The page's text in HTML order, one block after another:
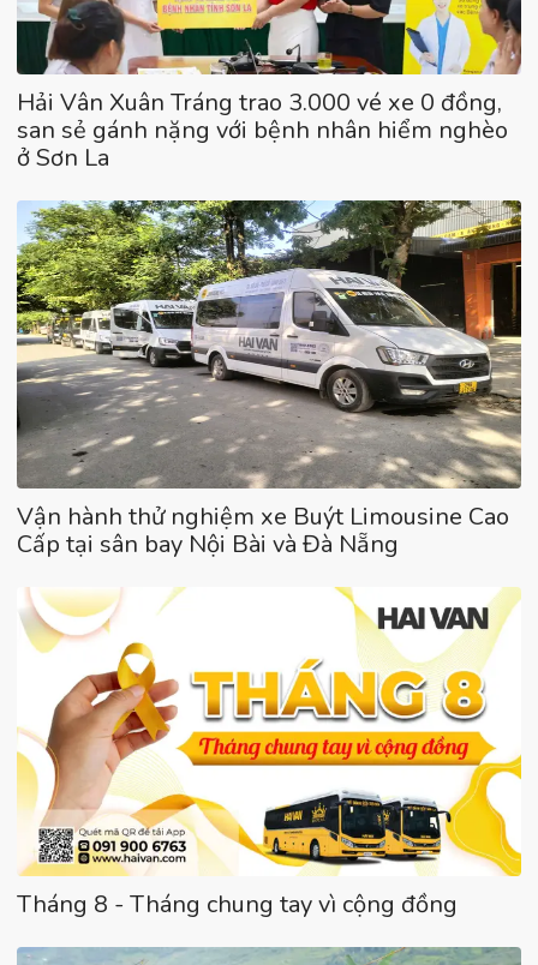
Hải Vân Xuân Tráng trao 3.000 vé xe 0 đồng,
san sẻ gánh nặng với bệnh nhân hiểm nghèo
ở Sơn La
Vận hành thử nghiệm xe Buýt Limousine Cao
Cấp tại sân bay Nội Bài và Đà Nẵng
Tháng 8 - Tháng chung tay vì cộng đồng